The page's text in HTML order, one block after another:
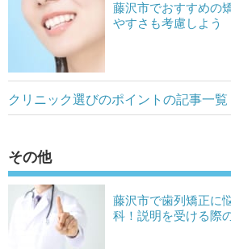
藤沢市でおすすめの
やすさも考慮しよう
クリニック選びのポイントの記事一覧
その他
藤沢市で歯列矯正に
科！説明を受ける際